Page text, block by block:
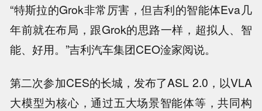
“特斯拉的Grok非常厉害，但吉利的智能体Eva几
年前就在布局，跟Grok的思路一样，超拟人、智
能、好用。”吉利汽车集团CEO淦家阅说。
第二次参加CES的长城，发布了ASL 2.0，以VLA
大模型为核心，通过五大场景智能体等，共同构